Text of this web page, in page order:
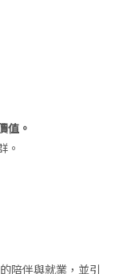
值。
。
陪伴與就業，並引